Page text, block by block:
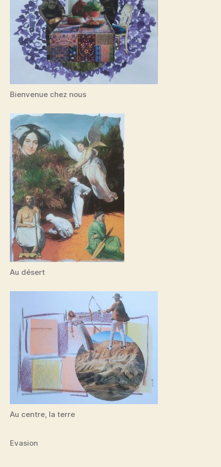
Bienvenue chez nous
Au désert
Au centre, la terre
Evasion